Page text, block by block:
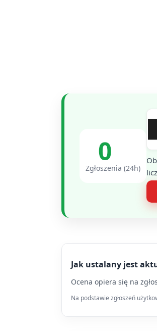
0
Zgłoszenia (24h)
Jak ustalany jest
Ocena opiera się na
Na podstawie zgłoszeń